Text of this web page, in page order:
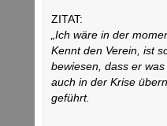
ZITAT:
„Ich wäre in der
Kennt den Verein, ist
bewiesen, dass er
auch in der Krise
geführt.